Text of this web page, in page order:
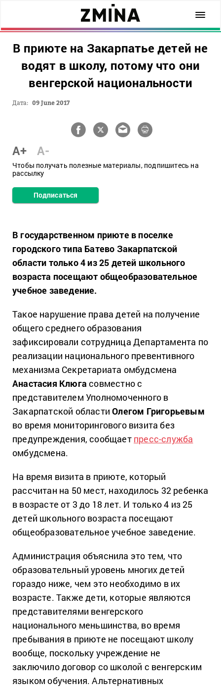
В приюте на Закарпатье детей не
водят в школу, потому что они
венгерской национальности
Дата: 09 June 2017
A+ A-
Чтобы получать полезные материалы, подпишитесь на
рассылку
Подписаться
В государственном приюте в поселке
городского типа Батево Закарпатской
области только 4 из 25 детей школьного
возраста посещают общеобразовательное
учебное заведение.
Такое нарушение права детей на получение
общего среднего образования
зафиксировали сотрудница Департамента по
реализации национального превентивного
механизма Секретариата омбудсмена
Анастасия Клюга совместно с
представителем Уполномоченного в
Закарпатской области Олегом Григорьевым
во время мониторингового визита без
предупреждения, сообщает пресс-служба
омбудсмена.
На время визита в приюте, который
рассчитан на 50 мест, находилось 32 ребенка
в возрасте от 3 до 18 лет. И только 4 из 25
детей школьного возраста посещают
общеобразовательное учебное заведение.
Администрация объяснила это тем, что
образовательный уровень многих детей
гораздо ниже, чем это необходимо в их
возрасте. Также дети, которые являются
представителями венгерского
национального меньшинства, во время
пребывания в приюте не посещают школу
вообще, поскольку учреждение не
заключило договор со школой с венгерским
языком обучения. Альтернативных